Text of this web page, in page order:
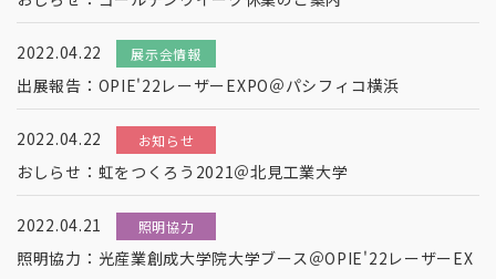
2022.04.22 展示会情報
出展報告：OPIE'22レーザーEXPO＠パシフィコ横浜
2022.04.22 お知らせ
おしらせ：虹をつくろう2021＠北見工業大学
2022.04.21 照明協力
照明協力：光産業創成大学院大学ブース＠OPIE'22レーザーEX